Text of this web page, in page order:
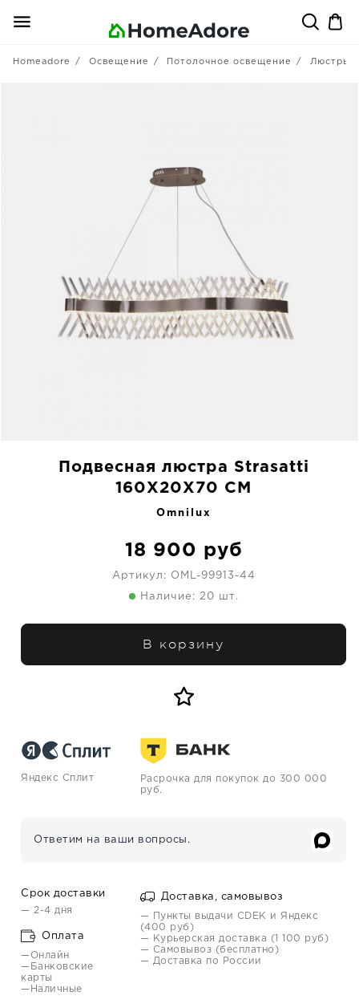
Homeadore Освещение Потолочное освещение Люстры
Подвесная люстра Strasatti
160X20X70 CM
Omnilux
18 900 руб
Артикул: OML-99913-44
Наличие: 20 шт.
В корзину
Яндекс Сплит
Расрочка для покупок до 300 000
руб.
Ответим на ваши вопросы.
Срок доставки
— 2-4 дня
Оплата
—Онлайн
—Банковские
карты
—Наличные
Доставка, самовывоз
— Пункты выдачи CDEK и Яндекс
(400 руб)
— Курьерская доставка (1 100 руб)
— Самовывоз (бесплатно)
— Доставка по России